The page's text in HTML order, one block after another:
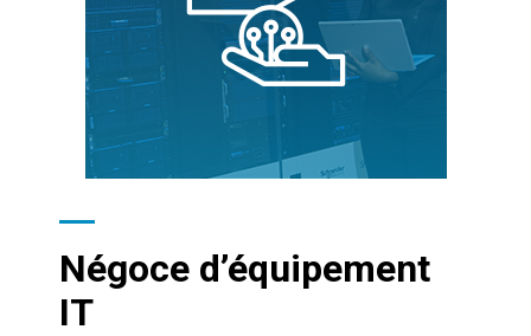
Négoce d’équipement
IT